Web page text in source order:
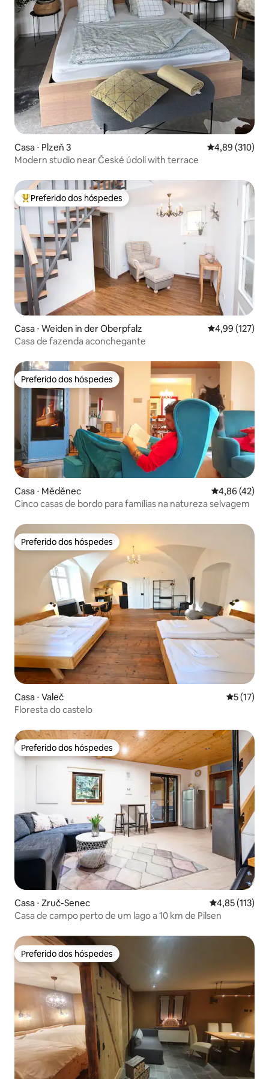
Casa ⋅ Plzeň 3 4,89 de uma
4,89 (310)
Modern studio near České údolí with terrace
Entre os melhores preferidos dos hóspedes
Preferido dos hóspedes
Casa ⋅ Weiden in der Oberpfalz 4,99 de uma
4,99 (127)
Casa de fazenda aconchegante
Preferido dos hóspedes
Preferido dos hóspedes
Casa ⋅ Měděnec 4,86 de uma
4,86 (42)
Cinco casas de bordo para famílias na natureza selvagem
Preferido dos hóspedes
Preferido dos hóspedes
Casa ⋅ Valeč 5 de uma
5 (17)
Floresta do castelo
Preferido dos hóspedes
Preferido dos hóspedes
Casa ⋅ Zruč-Senec 4,85 de uma
4,85 (113)
Casa de campo perto de um lago a 10 km de Pilsen
Preferido dos hóspedes
Preferido dos hóspedes